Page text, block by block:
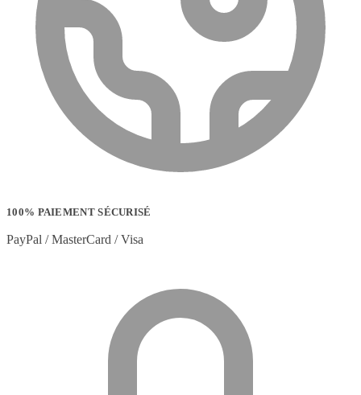
100% PAIEMENT SÉCURISÉ
PayPal / MasterCard / Visa